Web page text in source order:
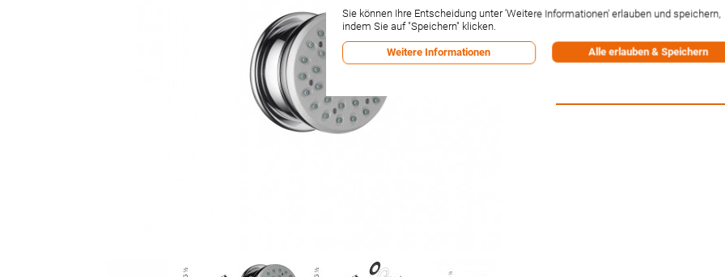
Inkl. 19% MwSt.,zzgl.
-1% Rabatt bei Vorkasse per
Sie können Ihre Entscheidung unter 'Weitere Informationen' erlauben und speichern,
indem Sie auf "Speichern" klicken.
Weitere Informationen Alle erlauben & Speichern